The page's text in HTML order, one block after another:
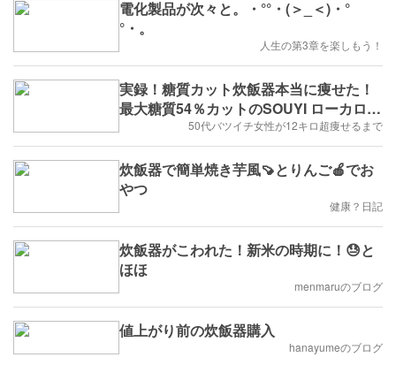
電化製品が次々と。・°°・(＞_＜)・°
°・。
人生の第3章を楽しもう！
実録！糖質カット炊飯器本当に痩せた！
最大糖質54％カットのSOUYI ローカロリ
ーナの実力50代バツイチ女性が12キロ超痩せるまで
炊飯器で簡単焼き芋風🍠とりんご🍎でお
やつ
健康？日記
炊飯器がこわれた！新米の時期に！😓と
ほほ
menmaruのブログ
値上がり前の炊飯器購入
hanayumeのブログ